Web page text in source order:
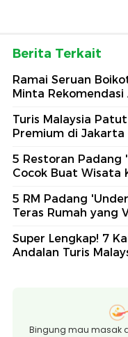
Berita Terkait
Ramai Seruan
Minta
Turis Malaysia
Premium di Jakarta
5 Restoran
Cocok Buat Wisata
5 RM Padang
Teras Rumah yang
Super Lengkap! 7
Andalan Turis
Bingung mau masak